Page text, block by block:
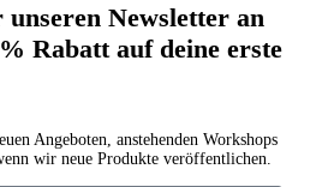
Newsletter an
Rabatt auf deine erste
Angeboten, anstehenden Workshops
wir neue Produkte veröffentlichen.